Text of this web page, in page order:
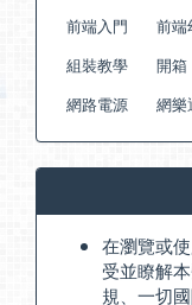
前端入門
前端
組裝教學
開箱
網路電源
網樂
在瀏覽或
受並瞭解
規、一切